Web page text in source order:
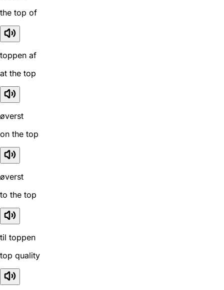
the top of
toppen af
at the top
øverst
on the top
øverst
to the top
til toppen
top quality